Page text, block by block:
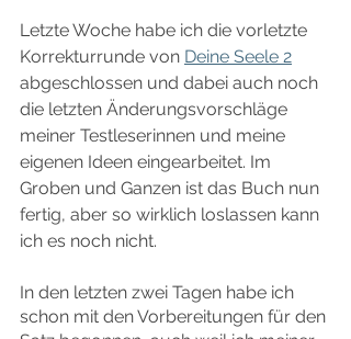
Letzte Woche habe ich die vorletzte
Korrekturrunde von Deine Seele 2
abgeschlossen und dabei auch noch
die letzten Änderungsvorschläge
meiner Testleserinnen und meine
eigenen Ideen eingearbeitet. Im
Groben und Ganzen ist das Buch nun
fertig, aber so wirklich loslassen kann
ich es noch nicht.
In den letzten zwei Tagen habe ich
schon mit den Vorbereitungen für den